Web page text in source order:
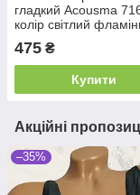
гладкий Acousma
колір світлий
Чашка B C
475 ₴
Купити
Акційні
–35%